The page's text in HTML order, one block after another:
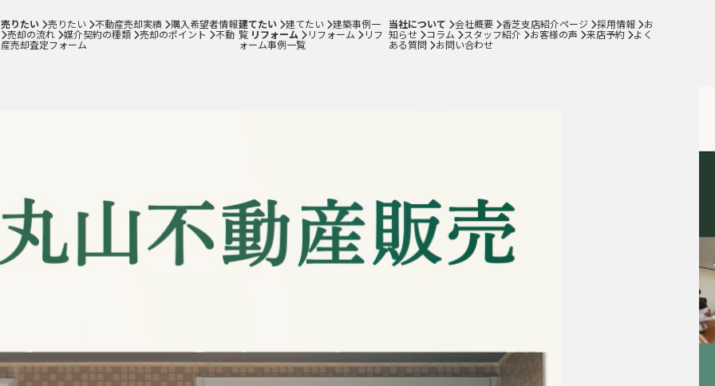
売りたい 売りたい 不動産売却実績 購入希望者情報
売却の流れ 媒介契約の種類 売却のポイント 不動
産売却査定フォーム
建てたい 建てたい 建築事例一
覧 リフォーム リフォーム リフ
ォーム事例一覧
当社について 会社概要 香芝支店紹介ページ 採用情報 お
知らせ コラム スタッフ紹介 お客様の声 来店予約 よく
ある質問 お問い合わせ